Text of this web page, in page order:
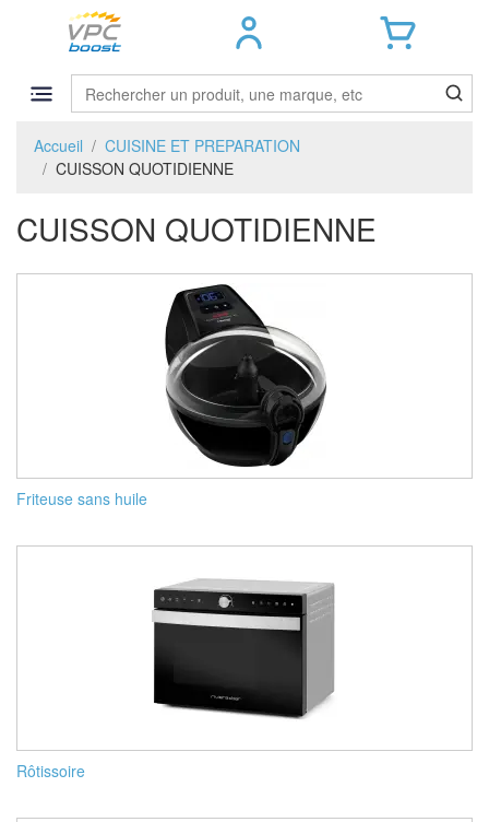
Accueil
CUISINE ET PREPARATION
CUISSON QUOTIDIENNE
CUISSON QUOTIDIENNE
Friteuse sans huile
Rôtissoire